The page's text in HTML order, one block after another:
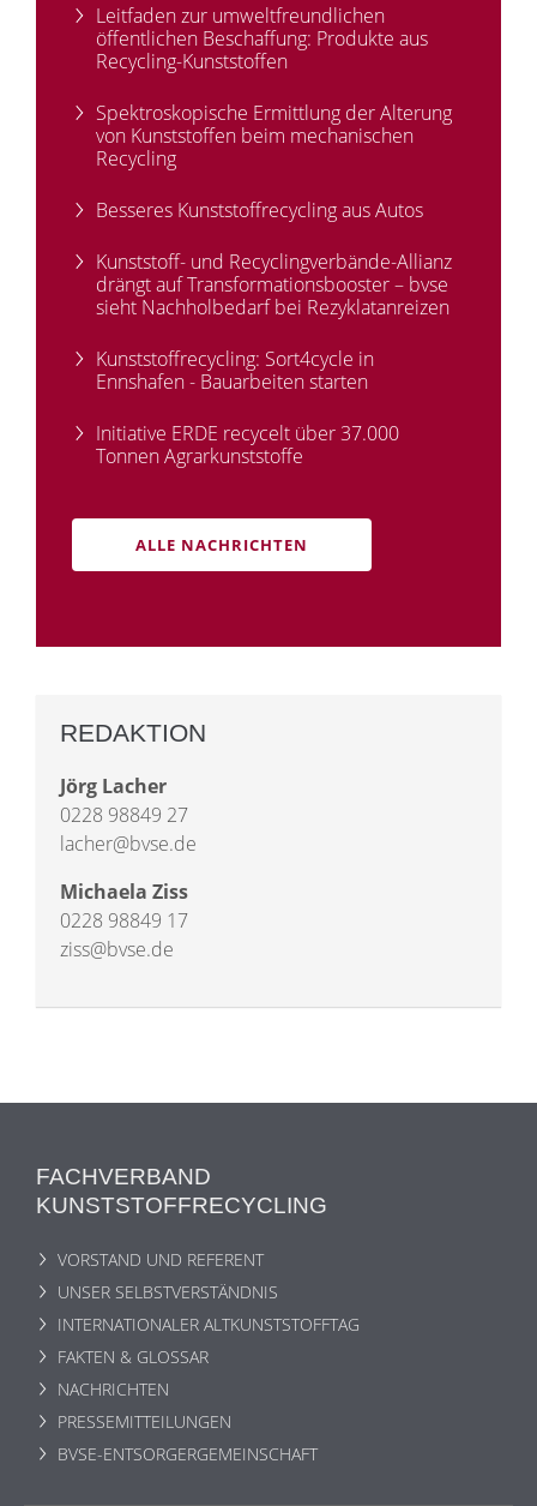
Leitfaden zur umweltfreundlichen
öffentlichen Beschaffung: Produkte aus
Recycling-Kunststoffen
Spektroskopische Ermittlung der Alterung
von Kunststoffen beim mechanischen
Recycling
Besseres Kunststoffrecycling aus Autos
Kunststoff- und Recyclingverbände-Allianz
drängt auf Transformationsbooster – bvse
sieht Nachholbedarf bei Rezyklatanreizen
Kunststoffrecycling: Sort4cycle in
Ennshafen - Bauarbeiten starten
Initiative ERDE recycelt über 37.000
Tonnen Agrarkunststoffe
ALLE NACHRICHTEN
REDAKTION
Jörg Lacher
0228 98849 27
lacher@bvse.de
Michaela Ziss
0228 98849 17
ziss@bvse.de
FACHVERBAND
KUNSTSTOFFRECYCLING
VORSTAND UND REFERENT
UNSER SELBSTVERSTÄNDNIS
INTERNATIONALER ALTKUNSTSTOFFTAG
FAKTEN & GLOSSAR
NACHRICHTEN
PRESSEMITTEILUNGEN
BVSE-ENTSORGERGEMEINSCHAFT